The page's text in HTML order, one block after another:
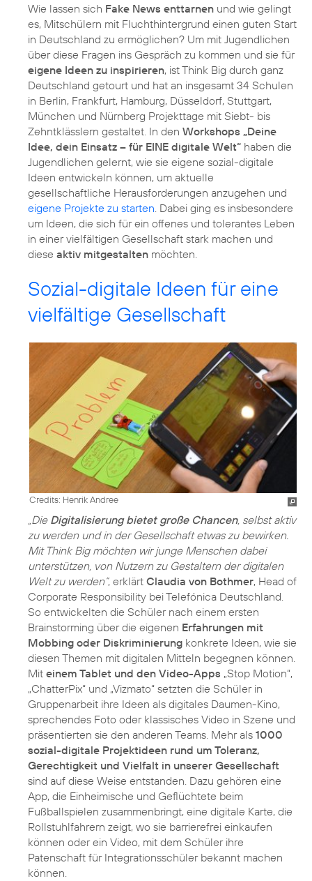
Wie lassen sich Fake News enttarnen und wie gelingt
es, Mitschülern mit Fluchthintergrund einen guten Start
in Deutschland zu ermöglichen? Um mit Jugendlichen
über diese Fragen ins Gespräch zu kommen und sie für
eigene Ideen zu inspirieren, ist Think Big durch ganz
Deutschland getourt und hat an insgesamt 34 Schulen
in Berlin, Frankfurt, Hamburg, Düsseldorf, Stuttgart,
München und Nürnberg Projekttage mit Siebt- bis
Zehntklässlern gestaltet. In den Workshops „Deine
Idee, dein Einsatz – für EINE digitale Welt“ haben die
Jugendlichen gelernt, wie sie eigene sozial-digitale
Ideen entwickeln können, um aktuelle
gesellschaftliche Herausforderungen anzugehen und
eigene Projekte zu starten . Dabei ging es insbesondere
um Ideen, die sich für ein offenes und tolerantes Leben
in einer vielfältigen Gesellschaft stark machen und
diese aktiv mitgestalten möchten.
Sozial-digitale Ideen für eine
vielfältige Gesellschaft
Credits: Henrik Andree
„Die Digitalisierung bietet große Chancen, selbst aktiv
zu werden und in der Gesellschaft etwas zu bewirken.
Mit Think Big möchten wir junge Menschen dabei
unterstützen, von Nutzern zu Gestaltern der digitalen
Welt zu werden“, erklärt Claudia von Bothmer, Head of
Corporate Responsibility bei Telefónica Deutschland.
So entwickelten die Schüler nach einem ersten
Brainstorming über die eigenen Erfahrungen mit
Mobbing oder Diskriminierung konkrete Ideen, wie sie
diesen Themen mit digitalen Mitteln begegnen können.
Mit einem Tablet und den Video-Apps „Stop Motion“,
„ChatterPix“ und „Vizmato“ setzten die Schüler in
Gruppenarbeit ihre Ideen als digitales Daumen-Kino,
sprechendes Foto oder klassisches Video in Szene und
präsentierten sie den anderen Teams. Mehr als 1000
sozial-digitale Projektideen rund um Toleranz,
Gerechtigkeit und Vielfalt in unserer Gesellschaft
sind auf diese Weise entstanden. Dazu gehören eine
App, die Einheimische und Geflüchtete beim
Fußballspielen zusammenbringt, eine digitale Karte, die
Rollstuhlfahrern zeigt, wo sie barrierefrei einkaufen
können oder ein Video, mit dem Schüler ihre
Patenschaft für Integrationsschüler bekannt machen
können.